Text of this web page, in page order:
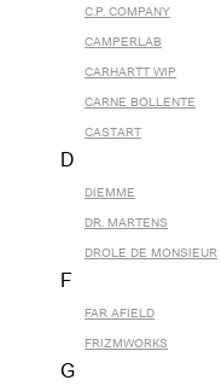
C.P. COMPANY
CAMPERLAB
CARHARTT WIP
CARNE BOLLENTE
CASTART
D
DIEMME
DR. MARTENS
DROLE DE MONSIEUR
F
FAR AFIELD
FRIZMWORKS
G